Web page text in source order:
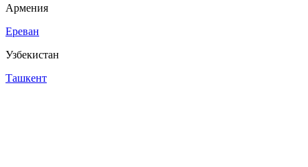
Армения
Ереван
Узбекистан
Ташкент